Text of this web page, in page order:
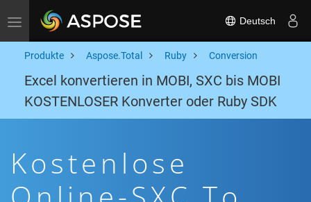
Toggle navigation Deutsch
Produkte Aspose.Total Ruby Conversion
Excel konvertieren in MOBI, SXC bis MOBI
KOSTENLOSER Konverter oder Ruby SDK
Kostenlose